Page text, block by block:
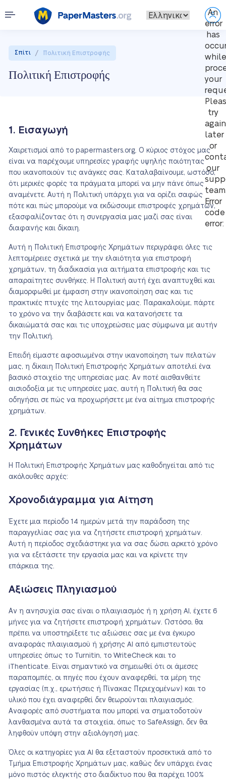
An
error
has
while
your
try
again
later
or
our
Error
code
error:
Σπίτι / Πολιτική Επιστροφής
Πολιτική Επιστροφής
1. Εισαγωγή
Χαιρετισμοί από το papermasters.org. Ο κύριος στόχος μας
είναι να παρέχουμε υπηρεσίες γραφής υψηλής ποιότητας
που ικανοποιούν τις ανάγκες σας. Καταλαβαίνουμε, ωστόσο,
ότι μερικές φορές τα πράγματα μπορεί να μην πάνε όπως
αναμένετε. Αυτή η Πολιτική υπάρχει για να ορίζει σαφώς
πότε και πώς μπορούμε να εκδώσουμε επιστροφές χρημάτων,
εξασφαλίζοντας ότι η συνεργασία μας μαζί σας είναι
διαφανής και δίκαιη.
Αυτή η Πολιτική Επιστροφής Χρημάτων περιγράφει όλες τις
λεπτομέρειες σχετικά με την ελαιότητα για επιστροφή
χρημάτων, τη διαδικασία για αιτήματα επιστροφής και τις
απαραίτητες συνθήκες. Η Πολιτική αυτή έχει αναπτυχθεί και
διαμορφωθεί με έμφαση στην ικανοποίηση σας και τις
πρακτικές πτυχές της λειτουργίας μας. Παρακαλούμε, πάρτε
το χρόνο να την διαβάσετε και να κατανοήσετε τα
δικαιώματά σας και τις υποχρεώσεις μας σύμφωνα με αυτήν
την Πολιτική.
Επειδή είμαστε αφοσιωμένοι στην ικανοποίηση των πελατών
μας, η δίκαιη Πολιτική Επιστροφής Χρημάτων αποτελεί ένα
βασικό στοιχείο της υπηρεσίας μας. Αν ποτέ αισθανθείτε
αισιοδοξία με τις υπηρεσίες μας, αυτή η Πολιτική θα σας
οδηγήσει σε πώς να προχωρήσετε με ένα αίτημα επιστροφής
χρημάτων.
2. Γενικές Συνθήκες Επιστροφής
Χρημάτων
Η Πολιτική Επιστροφής Χρημάτων μας καθοδηγείται από τις
ακόλουθες αρχές:
Χρονοδιάγραμμα για Αίτηση
Έχετε μια περίοδο 14 ημερών μετά την παράδοση της
παραγγελίας σας για να ζητήσετε επιστροφή χρημάτων.
Αυτή η περίοδος σχεδιάστηκε για να σας δώσει αρκετό χρόνο
για να εξετάσετε την εργασία μας και να κρίνετε την
επάρκεια της.
Αξιώσεις Πληγιασμού
Αν η ανησυχία σας είναι ο πλαιγιασμός ή η χρήση AI, έχετε 6
μήνες για να ζητήσετε επιστροφή χρημάτων. Ωστόσο, θα
πρέπει να υποστηρίξετε τις αξιώσεις σας με ένα έγκυρο
αναφοράς πλαιγιασμού ή χρήσης AI από εμπιστευτούς
υπηρεσίες όπως το Turnitin, το WriteCheck και το
iThenticate. Είναι σημαντικό να σημειωθεί ότι οι άμεσες
παραπομπές, οι πηγές που έχουν αναφερθεί, τα μέρη της
εργασίας (π.χ., ερωτήσεις ή Πίνακας Περιεχομένων) και το
υλικό που έχει αναφερθεί δεν θεωρούνται πλαιγιασμός.
Αναφορές από συστήματα που μπορεί να σηματοδοτούν
λανθασμένα αυτά τα στοιχεία, όπως το SafeAssign, δεν θα
ληφθούν υπόψη στην αξιολόγησή μας.
Όλες οι κατηγορίες για AI θα εξεταστούν προσεκτικά από το
Τμήμα Επιστροφής Χρημάτων μας, καθώς δεν υπάρχει ένας
μόνο πιστός ελεγκτής στο διαδίκτυο που θα παρέχει 100%